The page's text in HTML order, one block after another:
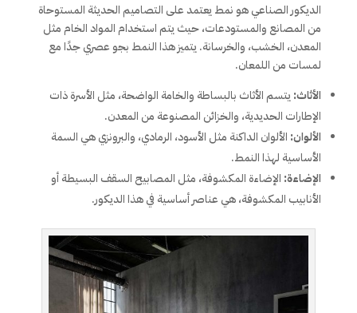
الديكور الصناعي هو نمط يعتمد على التصاميم الحديثة المستوحاة
من المصانع والمستودعات، حيث يتم استخدام المواد الخام مثل
المعدن، الخشب، والخرسانة. يتميز هذا النمط بجو عصري جدًا مع
لمسات من اللمعان.
الأثاث: يتسم الأثاث بالبساطة والخامة الواضحة، مثل الأسرة ذات
الإطارات الحديدية، والخزائن المصنوعة من المعدن.
الألوان: الألوان الداكنة مثل الأسود، الرمادي، والبرونزي هي السمة
الأساسية لهذا النمط.
الإضاءة: الإضاءة المكشوفة، مثل المصابيح السقف البسيطة أو
الأنابيب المكشوفة، هي عناصر أساسية في هذا الديكور.